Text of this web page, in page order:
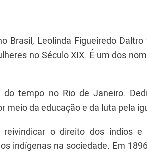
Brasil, Leolinda Figueiredo
no Século XIX. É um dos
tempo no Rio de Janeiro.
da educação e da luta pela
reivindicar o direito dos índios
indígenas na sociedade. Em